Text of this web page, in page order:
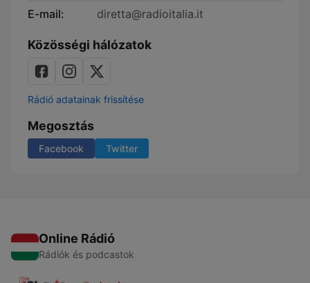
E-mail:
diretta@radioitalia.it
Közösségi hálózatok
Rádió adatainak frissítése
Megosztás
Facebook Twitter
Online Rádió
Rádiók és podcastok